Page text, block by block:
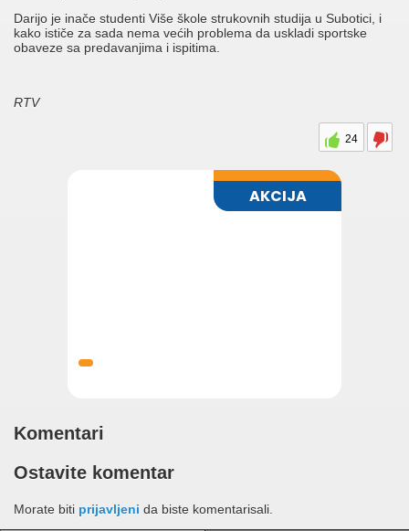
Darijo je inače studenti Više škole strukovnih studija u Subotici, i
kako ističe za sada nema većih problema da uskladi sportske
obaveze sa predavanjima i ispitima.
RTV
24
Komentari
Ostavite komentar
Morate biti prijavljeni da biste komentarisali.